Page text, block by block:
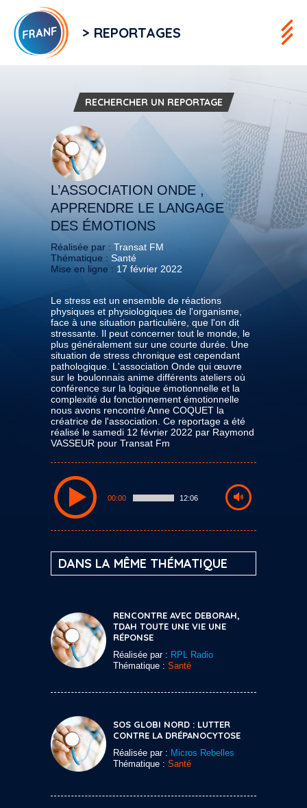
> REPORTAGES
RECHERCHER UN REPORTAGE
L’ASSOCIATION ONDE ,
APPRENDRE LE LANGAGE
DES ÉMOTIONS
Réalisée par : Transat FM
Thématique : Santé
Mise en ligne : 17 février 2022
Le stress est un ensemble de réactions
physiques et physiologiques de l'organisme,
face à une situation particulière, que l'on dit
stressante. Il peut concerner tout le monde, le
plus généralement sur une courte durée. Une
situation de stress chronique est cependant
pathologique. L'association Onde qui œuvre
sur le boulonnais anime différents ateliers où
conférence sur la logique émotionnelle et la
complexité du fonctionnement émotionnelle
nous avons rencontré Anne COQUET la
créatrice de l'association. Ce reportage a été
réalisé le samedi 12 février 2022 par Raymond
VASSEUR pour Transat Fm
00:00 12:06
DANS LA MÊME THÉMATIQUE
RENCONTRE AVEC DEBORAH,
TDAH TOUTE UNE VIE UNE
RÉPONSE
Réalisée par : RPL Radio
Thématique : Santé
SOS GLOBI NORD : LUTTER
CONTRE LA DRÉPANOCYTOSE
Réalisée par : Micros Rebelles
Thématique : Santé